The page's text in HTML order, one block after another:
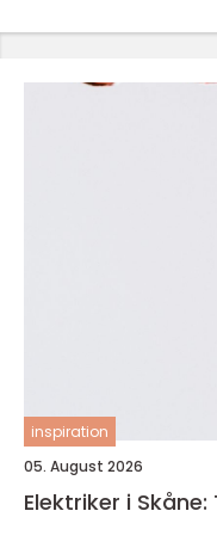
inspiration
05. August 2026
Elektriker i